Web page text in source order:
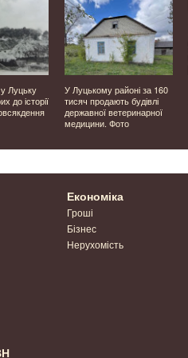
Луцьку
до історії
У Луцькому районі за 160
тисяч продають будівлі
державної ветеринарної
медицини. Фото
Економіка
Гроші
Бізнес
Нерухомість